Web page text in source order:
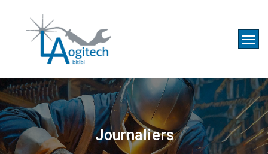
Journaliers